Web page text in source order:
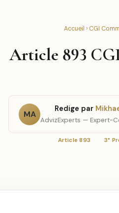
Accueil › CGI
Article 893
MA
Redige par
AdvizExperts — Expert-
Article 893 3°